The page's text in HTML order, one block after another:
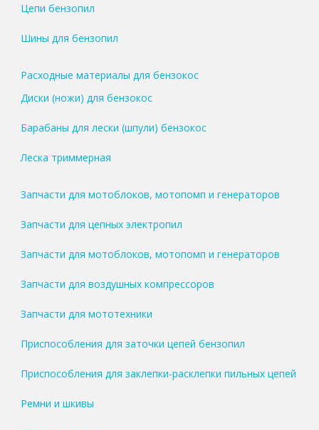
Цепи бензопил
Шины для бензопил
Расходные материалы для бензокос
Диски (ножи) для бензокос
Барабаны для лески (шпули) бензокос
Леска триммерная
Запчасти для мотоблоков, мотопомп и генераторов
Запчасти для цепных электропил
Запчасти для мотоблоков, мотопомп и генераторов
Запчасти для воздушных компрессоров
Запчасти для мототехники
Приспособления для заточки цепей бензопил
Приспособления для заклепки-расклепки пильных цепей
Ремни и шкивы